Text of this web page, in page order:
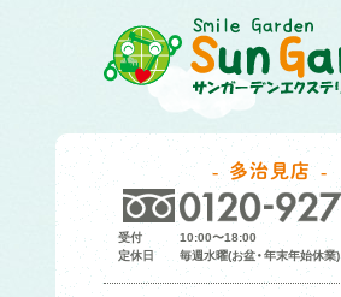
多治見店
受付
10:00〜18:00
定休日
毎週水曜(お盆・年末年始休業)